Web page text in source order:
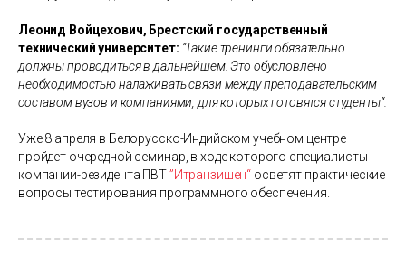
Леонид Войцехович, Брестский государственный
технический университет: ”Такие тренинги обязательно
должны проводиться в дальнейшем. Это обусловлено
необходимостью налаживать связи между преподавательским
составом вузов и компаниями, для которых готовятся студенты“.
Уже 8 апреля в Белорусско-Индийском учебном центре
пройдет очередной семинар, в ходе которого специалисты
компании-резидента ПВТ”Итранзишен“ осветят практические
вопросы тестирования программного обеспечения.